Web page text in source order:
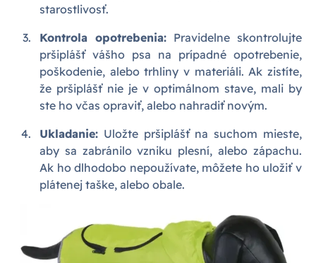
starostlivosť.
Kontrola opotrebenia: Pravidelne skontrolujte
pršiplášť vášho psa na prípadné opotrebenie,
poškodenie, alebo trhliny v materiáli. Ak zistíte,
že pršiplášť nie je v optimálnom stave, mali by
ste ho včas opraviť, alebo nahradiť novým.
Ukladanie: Uložte pršiplášť na suchom mieste,
aby sa zabránilo vzniku plesní, alebo zápachu.
Ak ho dlhodobo nepoužívate, môžete ho uložiť v
plátenej taške, alebo obale.